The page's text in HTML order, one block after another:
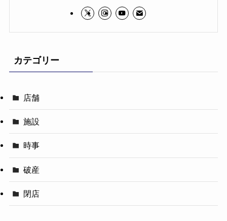
カテゴリー
店舗
施設
時事
破産
閉店